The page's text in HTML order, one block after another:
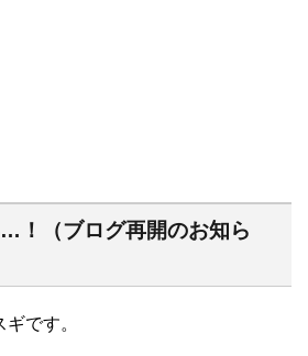
！（ブログ再開のお知ら
です。